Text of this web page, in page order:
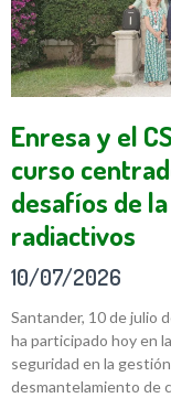
Enresa y el
curso
desafíos de
radiactivos
10/07/2026
Santander, 10 de julio
ha participado hoy en
seguridad en la
desmantelamiento de